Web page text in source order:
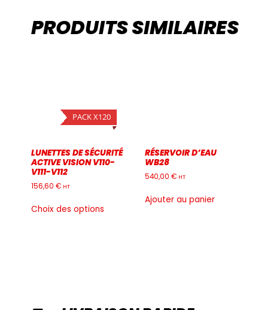
PRODUITS SIMILAIRES
PACK X120
LUNETTES DE SÉCURITÉ
ACTIVE VISION V110-
V111-V112
156,60 € HT
Choix des options
RÉSERVOIR D’EAU
WB28
540,00 € HT
Ajouter au panier